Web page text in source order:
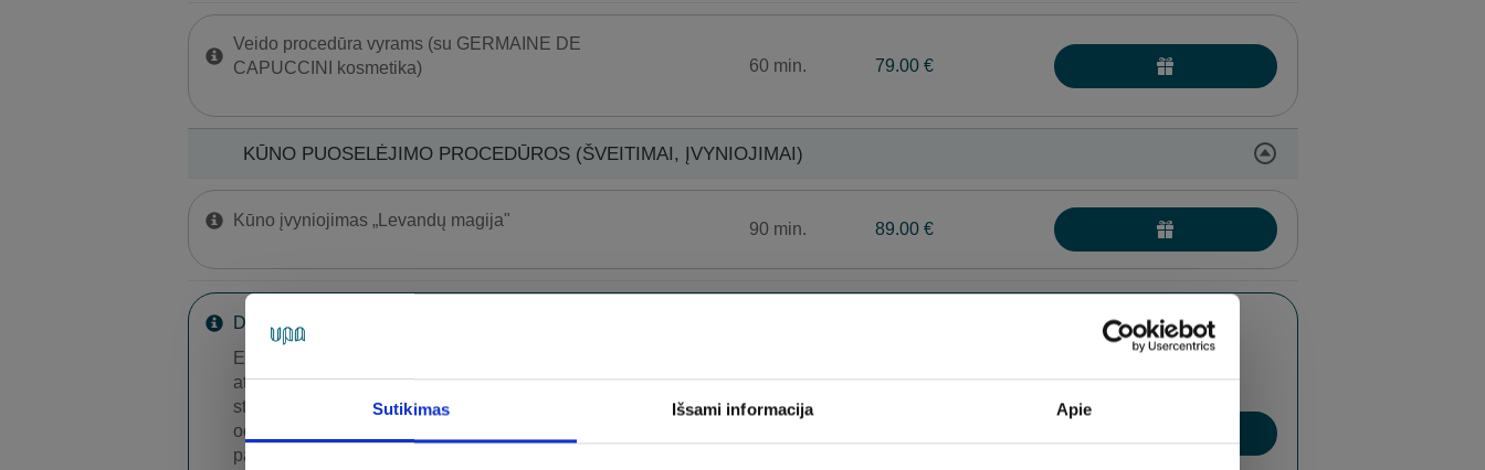
Sutikimas Išsami informacija Apie
Veido procedūra vyrams (su GERMAINE DE
CAPUCCINI kosmetika)
60 min. 79.00 €
KŪNO PUOSELĖJIMO PROCEDŪROS (ŠVEITIMAI, ĮVYNIOJIMAI)
Kūno įvyniojimas „Levandų magija" 90 min. 89.00 €
Drėkinantis kūno šveitimas „Kanapių šiluma“
Euforiško poveikio procedūra, pakelianti nuotaiką ir dvasią, mažinanti stresą, sukelianti
atsipalaidavimą ir kūrybiškumą, suteikianti gyvybingumo ir jėgų, puikiai drėkinanti odą,
stiprinanti imunitetą ir stabdanti senėjimo procesus. Kanapės puikiai maitina ir minkština
odą, atstato jos tonusą, šalina toksinus, turi priešuždegiminių savybių. Kanapių šveitimas
padės atsikratyti bet kokių rūpesčių ir nerimo, suteiks laimės ir atsipalaidavimo pojūtį.